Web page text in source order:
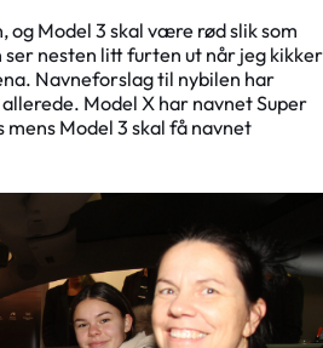
og Model 3 skal være rød slik som
ser nesten litt furten ut når jeg kikker
Navneforslag til nybilen har
Model X har navnet Super
Model 3 skal få navnet